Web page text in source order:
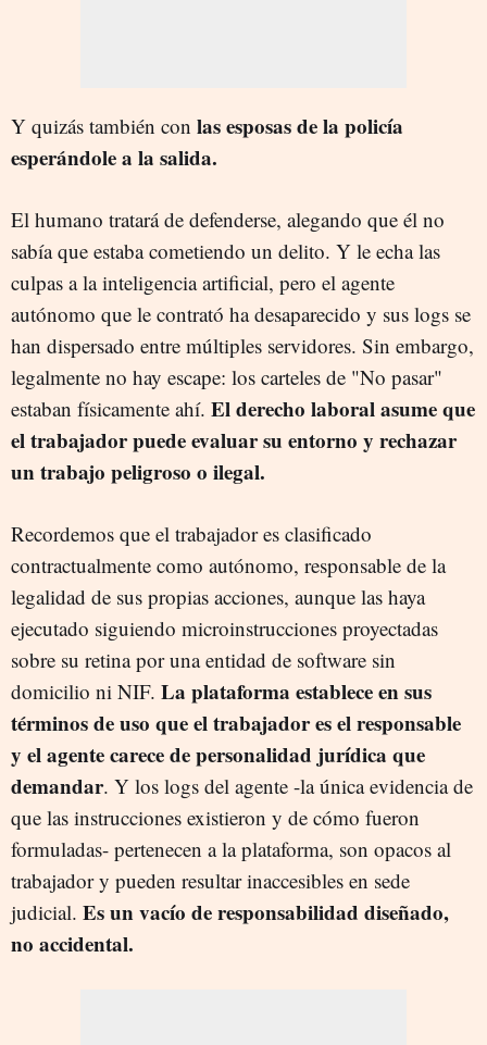
Y quizás también con las esposas de la policía
esperándole a la salida.
El humano tratará de defenderse, alegando que él no
sabía que estaba cometiendo un delito. Y le echa las
culpas a la inteligencia artificial, pero el agente
autónomo que le contrató ha desaparecido y sus logs se
han dispersado entre múltiples servidores. Sin embargo,
legalmente no hay escape: los carteles de "No pasar"
estaban físicamente ahí. El derecho laboral asume que
el trabajador puede evaluar su entorno y rechazar
un trabajo peligroso o ilegal.
Recordemos que el trabajador es clasificado
contractualmente como autónomo, responsable de la
legalidad de sus propias acciones, aunque las haya
ejecutado siguiendo microinstrucciones proyectadas
sobre su retina por una entidad de software sin
domicilio ni NIF. La plataforma establece en sus
términos de uso que el trabajador es el responsable
y el agente carece de personalidad jurídica que
demandar. Y los logs del agente -la única evidencia de
que las instrucciones existieron y de cómo fueron
formuladas- pertenecen a la plataforma, son opacos al
trabajador y pueden resultar inaccesibles en sede
judicial. Es un vacío de responsabilidad diseñado,
no accidental.